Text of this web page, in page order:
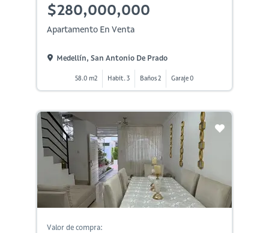
$280,000,000
Apartamento En Venta
Medellín, San Antonio De Prado
58.0 m2 Habit. 3 Baños 2 Garaje 0
Valor de compra: